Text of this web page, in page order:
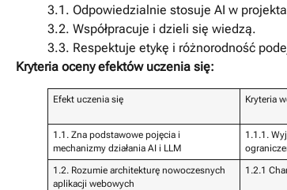
3.1. Odpowiedzialnie stosuje AI w
3.2. Współpracuje i dzieli się wiedzą.
3.3. Respektuje etykę i różnorodność
Kryteria oceny efektów uczenia się:
Efekt uczenia się Kryteria
1.1. Zna podstawowe pojęcia i
mechanizmy działania AI i LLM
1.1.1.
1.2. Rozumie architekturę nowoczesnych
aplikacji webowych
1.2.1